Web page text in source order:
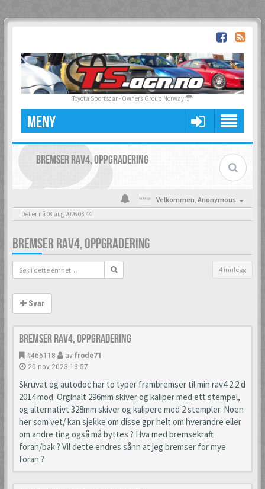
Toyota Sportscar - Owners Group Norway
MENY
BREMSER RAV4, OPPGRADERING
Velkommen,Anonymous
Det er nå 08 aug 2026 03:44
BREMSER RAV4, OPPGRADERING
4 innlegg
Svar
Bremser Rav4, oppgradering
#466118 avfrode71
20 nov 2023 13:57
Skruvat og autodoc har to typer frambremser til min rav4 2.2 d
2014 mod. Orginalt 296mm skiver og kaliper med ett stempel,
og alternativt 328mm skiver og kalipere med 2 stempler. Noen
her som vet/ kan sjekke om disse gpr helt om hverandre eller
om andre ting også må byttes ? Hva med bremsekraft
foran/bak ? Vil dette endres sånn at jeg bremser for mye
foran ?